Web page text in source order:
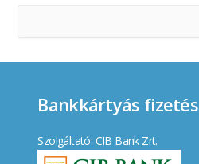
Bankkártyás fizetés
Szolgáltató: CIB Bank Zrt.